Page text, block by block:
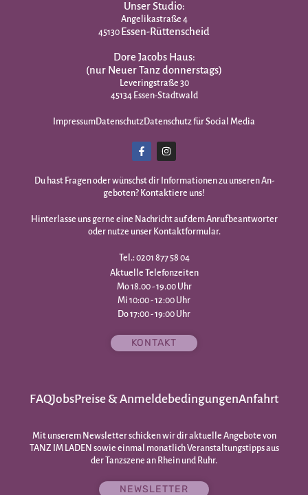
Unser Studio:
Angelikastraße 4
45130 Essen-Rüttenscheid
Dore Jacobs Haus:
(nur Neuer Tanz donnerstags)
Leveringstraße 30
45134 Essen-Stadtwald
ImpressumDatenschutzDatenschutz für Social Media
Du hast Fragen oder wünschst dir Infor­mationen zu unseren An­
geboten? Kontaktiere uns!
Hinterlasse uns gerne eine Nachricht auf dem Anrufbeantworter
oder nutze unser Kontaktformular.
Tel.: 0201 877 58 04
Aktuelle Telefonzeiten
Mo 18.00 - 19.00 Uhr
Mi 10:00 - 12:00 Uhr
Do 17:00 - 19:00 Uhr
KONTAKT
FAQJobsPreise & AnmeldebedingungenAnfahrt
Mit unserem Newsletter schicken wir dir aktuelle Angebote von
TANZ IM LADEN sowie einmal monatlich Veranstaltungstipps aus
der Tanzszene an Rhein und Ruhr.
NEWSLETTER